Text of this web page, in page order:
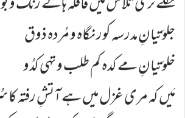
جلوَتیانِ مدرسہ کور نگاہ و مُردہ ذوق
خلوَتیانِ مے کدہ کم طلب و تہی کدُو
مَیں کہ مری غزل میں ہے آتشِ رفتہ